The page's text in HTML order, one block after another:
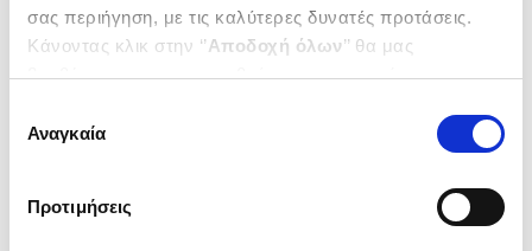
σας περιήγηση, με τις καλύτερες δυνατές προτάσεις.
Κάνοντας κλικ στην ‘’Αποδοχή όλων’’ θα μας
βοηθήσετε να ανταποκριθούμε στα παραπάνω.
ενδιαφέρουν και να επιλέξετε από τα παρακάτω με την
΄΄και να ενημερωθείτε σχετικά με
συγκατάθεσης
Αναγκαία
Προτιμήσεις